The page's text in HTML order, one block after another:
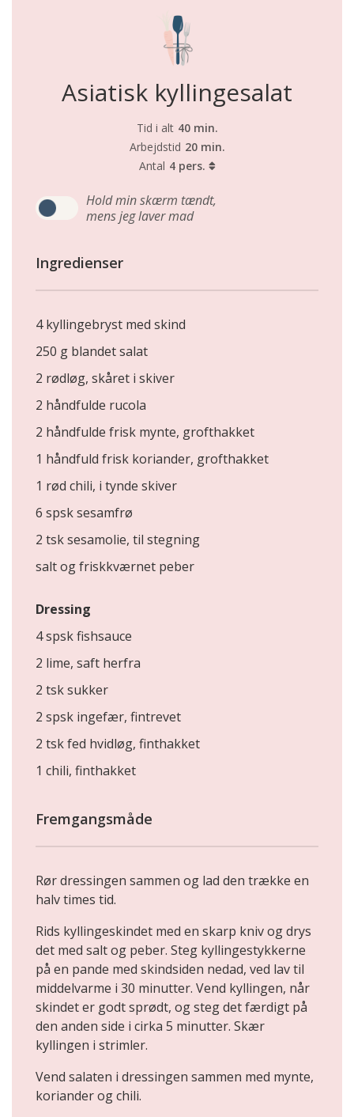
Asiatisk kyllingesalat
Tid i alt 40 min.
Arbejdstid 20 min.
Antal 4 pers.
Hold min skærm tændt,
mens jeg laver mad
Ingredienser
4 kyllingebryst med skind
250 g blandet salat
2 rødløg, skåret i skiver
2 håndfulde rucola
2 håndfulde frisk mynte, grofthakket
1 håndfuld frisk koriander, grofthakket
1 rød chili, i tynde skiver
6 spsk sesamfrø
2 tsk sesamolie, til stegning
salt og friskkværnet peber
Dressing
4 spsk fishsauce
2 lime, saft herfra
2 tsk sukker
2 spsk ingefær, fintrevet
2 tsk fed hvidløg, finthakket
1 chili, finthakket
Fremgangsmåde
Rør dressingen sammen og lad den trække en
halv times tid.
Rids kyllingeskindet med en skarp kniv og drys
det med salt og peber. Steg kyllingestykkerne
på en pande med skindsiden nedad, ved lav til
middelvarme i 30 minutter. Vend kyllingen, når
skindet er godt sprødt, og steg det færdigt på
den anden side i cirka 5 minutter. Skær
kyllingen i strimler.
Vend salaten i dressingen sammen med mynte,
koriander og chili.